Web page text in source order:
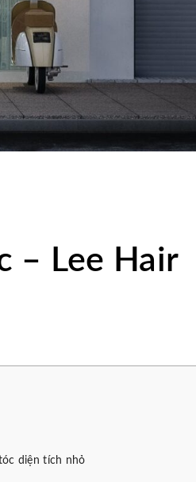
– Lee Hair
diện tích nhỏ